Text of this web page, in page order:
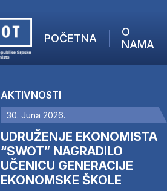
POČETNA
O
NAMA
AKTUELNO
ANALIZE
KOMPANIJE
FINANSIJE
IZ STRANIH MEDIJA
AKTIVNOSTI
30. Juna 2026.
UDRUŽENJE EKONOMISTA
“SWOT” NAGRADILO
UČENICU GENERACIJE
EKONOMSKE ŠKOLE